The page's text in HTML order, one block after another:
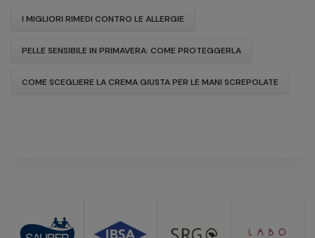
I MIGLIORI RIMEDI CONTRO LE ALLERGIE
PELLE SENSIBILE IN PRIMAVERA: COME PROTEGGERLA
COME SCEGLIERE LA CREMA GIUSTA PER LE MANI SCREPOLATE